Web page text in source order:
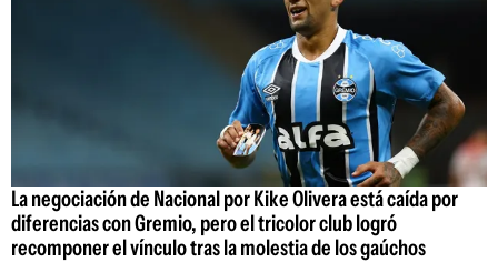
La negociación de Nacional por Kike Olivera está caída por
diferencias con Gremio, pero el tricolor club logró
recomponer el vínculo tras la molestia de los gaúchos